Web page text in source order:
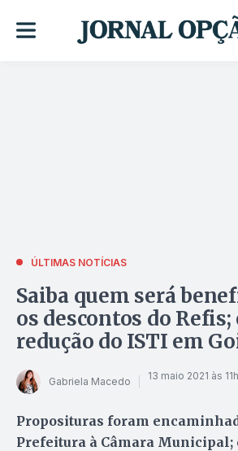
ÚLTIMAS NOTÍCIAS
Saiba quem será
os descontos do
redução do ISTI em
Gabriela Macedo 13 maio 2021 às
Proposituras foram
Prefeitura à Câmara Municipal;